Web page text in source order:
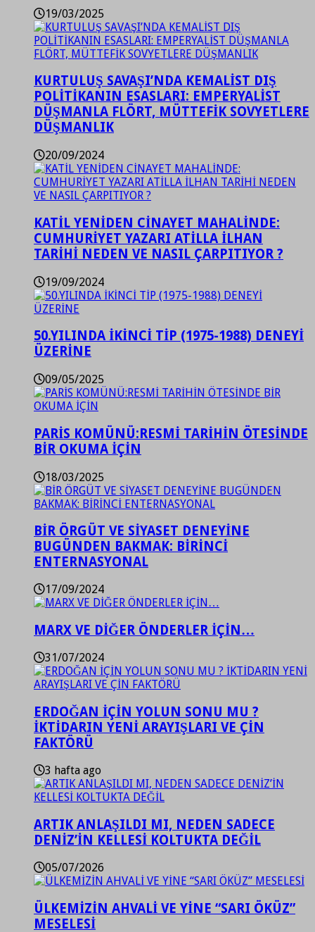
19/03/2025
KURTULUŞ SAVAŞI’NDA KEMALİST DIŞ
POLİTİKANIN ESASLARI: EMPERYALİST
DÜŞMANLA FLÖRT, MÜTTEFİK SOVYETLERE
DÜŞMANLIK
20/09/2024
KATİL YENİDEN CİNAYET MAHALİNDE:
CUMHURİYET YAZARI ATİLLA İLHAN
TARİHİ NEDEN VE NASIL ÇARPITIYOR ?
19/09/2024
50.YILINDA İKİNCİ TİP (1975-1988) DENEYİ
ÜZERİNE
09/05/2025
PARİS KOMÜNÜ:RESMİ TARİHİN ÖTESİNDE
BİR OKUMA İÇİN
18/03/2025
BİR ÖRGÜT VE SİYASET DENEYİNE
BUGÜNDEN BAKMAK: BİRİNCİ
ENTERNASYONAL
17/09/2024
MARX VE DİĞER ÖNDERLER İÇİN…
31/07/2024
ERDOĞAN İÇİN YOLUN SONU MU ?
İKTİDARIN YENİ ARAYIŞLARI VE ÇİN
FAKTÖRÜ
3 hafta ago
ARTIK ANLAŞILDI MI, NEDEN SADECE
DENİZ’İN KELLESİ KOLTUKTA DEĞİL
05/07/2026
ÜLKEMİZİN AHVALİ VE YİNE “SARI ÖKÜZ”
MESELESİ